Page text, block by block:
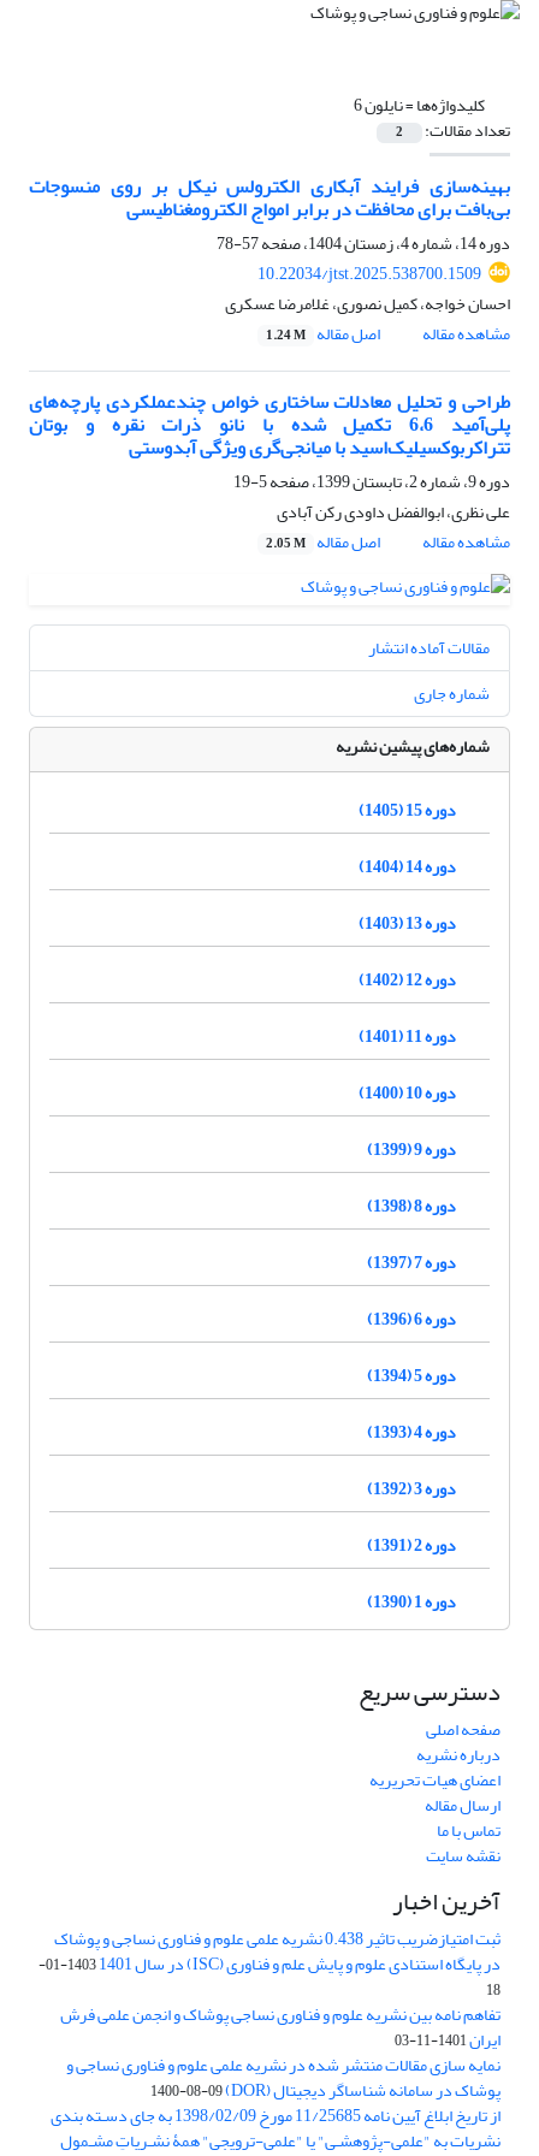
کلیدواژه‌ها =نایلون 6
تعداد مقالات: 2
بهینه‌سازی فرایند آبکاری الکترولس نیکل بر روی منسوجات
بی‌بافت برای محافظت در برابر امواج الکترومغناطیسی
دوره 14، شماره 4، زمستان 1404، صفحه
57-78
10.22034/jtst.2025.538700.1509
احسان خواجه، کمیل نصوری، غلامرضا عسکری
مشاهده مقاله
اصل مقاله 1.24 M
طراحی و تحلیل معادلات ساختاری خواص چند‌عملکردی پارچه‌های
پلی‌آمید 6،6 تکمیل شده با نانو ذرات نقره و بوتان
تتراکربوکسیلیک‌اسید با میانجی‌گری ویژگی آبدوستی
دوره 9، شماره 2، تابستان 1399، صفحه
5-19
علی نظری، ابوالفضل داودی رکن آبادی
مشاهده مقاله
اصل مقاله 2.05 M
مقالات آماده انتشار
شماره جاری
شماره‌های پیشین نشریه
دوره 15 (1405)
دوره 14 (1404)
دوره 13 (1403)
دوره 12 (1402)
دوره 11 (1401)
دوره 10 (1400)
دوره 9 (1399)
دوره 8 (1398)
دوره 7 (1397)
دوره 6 (1396)
دوره 5 (1394)
دوره 4 (1393)
دوره 3 (1392)
دوره 2 (1391)
دوره 1 (1390)
دسترسی سریع
صفحه اصلی
درباره نشریه
اعضای هیات تحریریه
ارسال مقاله
تماس با ما
نقشه سایت
آخرین اخبار
ثبت امتیازضریب تاثیر 0.438 نشریه علمی علوم و فناوری نساجی و پوشاک
در پایگاه استنادی علوم و پایش علم و فناوری (ISC) در سال 1401
1403-01-
18
تفاهم نامه بین نشریه علوم و فناوری نساجی پوشاک و انجمن علمی فرش
ایران1401-11-03
نمایه سازی مقالات منتشر شده در نشریه علمی علوم و فناوری نساجی و
پوشاک در سامانه شناساگر دیجیتال (DOR) 1400-08-09
از تاریخ ابلاغ آیین نامه 11/25685 مورخ 1398/02/09 به جای دسـته بندی
نشریات به "علمی-پژوهشـی" یا "علمی-ترویجی" همۀ نشـریاتِ مشـمول